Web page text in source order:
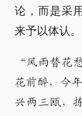
论，而是采
来予以体认。
“风雨替花
花前醉，今
兴两三瓯，